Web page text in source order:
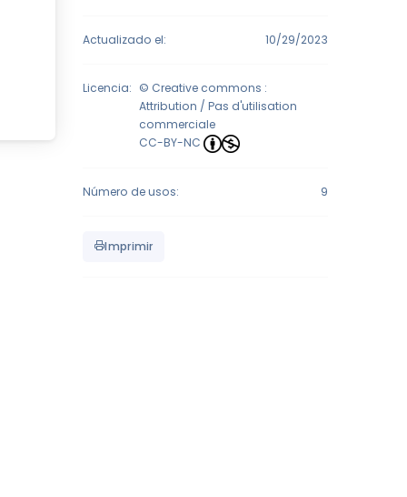
Actualizado el: 10/29/2023
Licencia: © Creative commons :
Attribution / Pas d'utilisation
commerciale
CC-BY-NC
Número de usos: 9
Imprimir